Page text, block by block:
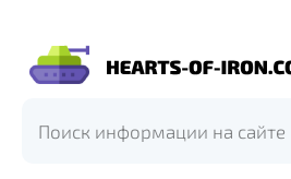
Hearts
Iron